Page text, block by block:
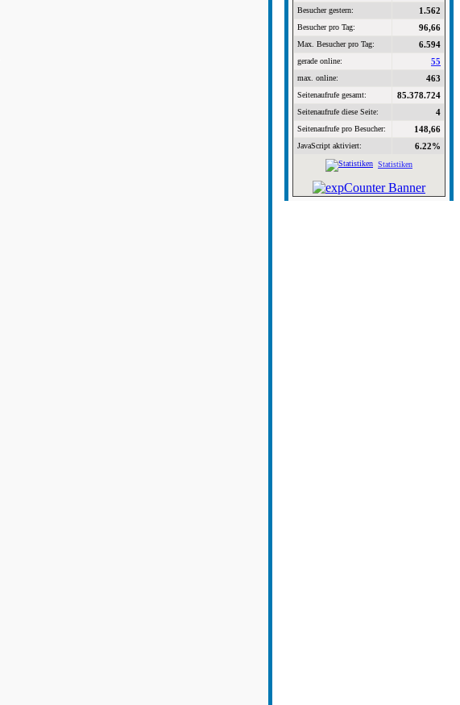
Besucher gestern: 1.562
Besucher pro Tag: 96,66
Max. Besucher pro Tag: 6.594
gerade online: 55
max. online: 463
Seitenaufrufe gesamt: 85.378.724
Seitenaufrufe diese Seite: 4
Seitenaufrufe pro Besucher: 148,66
JavaScript aktiviert: 6.22%
Statistiken